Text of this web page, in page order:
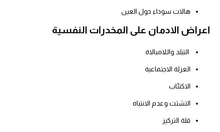
هالات سوداء حول العين
اعراض الادمان على المخدرات النفسية
التبلد واللامبالاة
العزلة الاجتماعية
الاكتئاب
التشتت وعدم الانتباه
قلة التركيز